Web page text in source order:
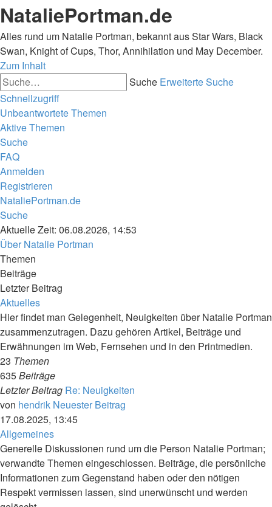
NataliePortman.de
Alles rund um Natalie Portman, bekannt aus Star Wars, Black
Swan, Knight of Cups, Thor, Annihilation und May December.
Zum Inhalt
Suche Erweiterte Suche
Schnellzugriff
Unbeantwortete Themen
Aktive Themen
Suche
FAQ
Anmelden
Registrieren
NataliePortman.de
Suche
Aktuelle Zeit: 06.08.2026, 14:53
Über Natalie Portman
Themen
Beiträge
Letzter Beitrag
Aktuelles
Hier findet man Gelegenheit, Neuigkeiten über Natalie Portman
zusammenzutragen. Dazu gehören Artikel, Beiträge und
Erwähnungen im Web, Fernsehen und in den Printmedien.
23 Themen
635Beiträge
Letzter Beitrag Re: Neuigkeiten
von hendrik Neuester Beitrag
17.08.2025, 13:45
Allgemeines
Generelle Diskussionen rund um die Person Natalie Portman;
verwandte Themen eingeschlossen. Beiträge, die persönliche
Informationen zum Gegenstand haben oder den nötigen
Respekt vermissen lassen, sind unerwünscht und werden